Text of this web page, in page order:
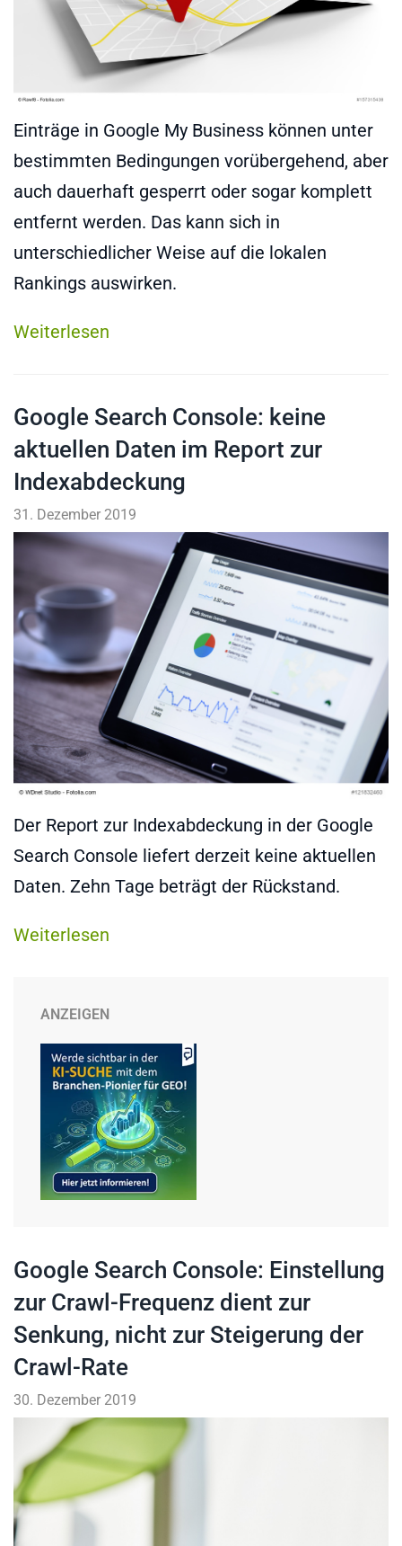
Einträge in Google My Business können unter
bestimmten Bedingungen vorübergehend, aber
auch dauerhaft gesperrt oder sogar komplett
entfernt werden. Das kann sich in
unterschiedlicher Weise auf die lokalen
Rankings auswirken.
Weiterlesen
Google Search Console: keine
aktuellen Daten im Report zur
Indexabdeckung
31. Dezember 2019
Der Report zur Indexabdeckung in der Google
Search Console liefert derzeit keine aktuellen
Daten. Zehn Tage beträgt der Rückstand.
Weiterlesen
ANZEIGEN
Google Search Console: Einstellung
zur Crawl-Frequenz dient zur
Senkung, nicht zur Steigerung der
Crawl-Rate
30. Dezember 2019